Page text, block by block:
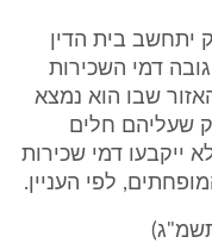
יתחשב בית הדין
דמי השכירות
שבו הוא נמצא
שעליהם חלים
52א או תקנות לפי סעיף 61 לא ייקבעו דמי שכירות
לפי העניין.